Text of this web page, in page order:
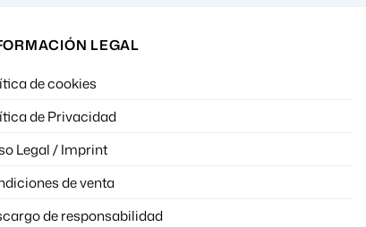
LEGAL
de cookies
de Privacidad
Legal / Imprint
de venta
de responsabilidad